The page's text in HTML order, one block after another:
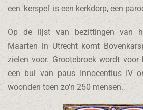
een 'kerspel' is een kerkdorp, een
Op de lijst van bezittingen van
Maarten in Utrecht komt
zielen voor. Grootebroek wordt voor
een bul van paus Innocentius IV
woonden toen zo'n 250 mensen.